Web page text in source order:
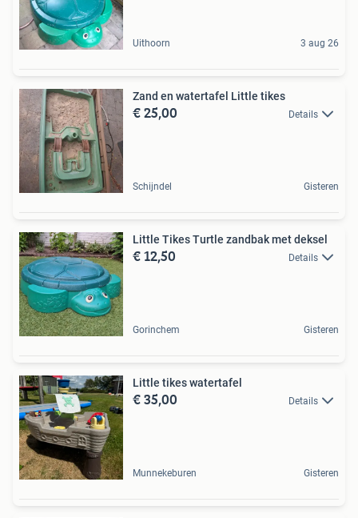
Uithoorn 3 aug 26
Zand en watertafel Little tikes
€ 25,00 Details
Schijndel Gisteren
Little Tikes Turtle zandbak met deksel
€ 12,50 Details
Gorinchem Gisteren
Little tikes watertafel
€ 35,00 Details
Munnekeburen Gisteren